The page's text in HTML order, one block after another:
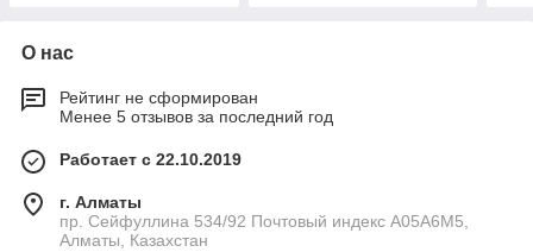
О нас
Рейтинг не сформирован
Менее 5 отзывов за последний год
Работает с 22.10.2019
г. Алматы
пр. Сейфуллина 534/92 Почтовый индекс A05A6M5,
Алматы, Казахстан